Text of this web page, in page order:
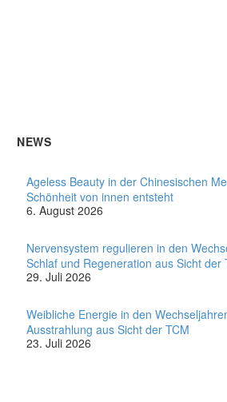
NEWS
Ageless Beauty in der Chinesischen
Schönheit von innen entsteht
6. August 2026
Nervensystem regulieren in den
Schlaf und Regeneration aus Sicht der
29. Juli 2026
Weibliche Energie in den
Ausstrahlung aus Sicht der TCM
23. Juli 2026